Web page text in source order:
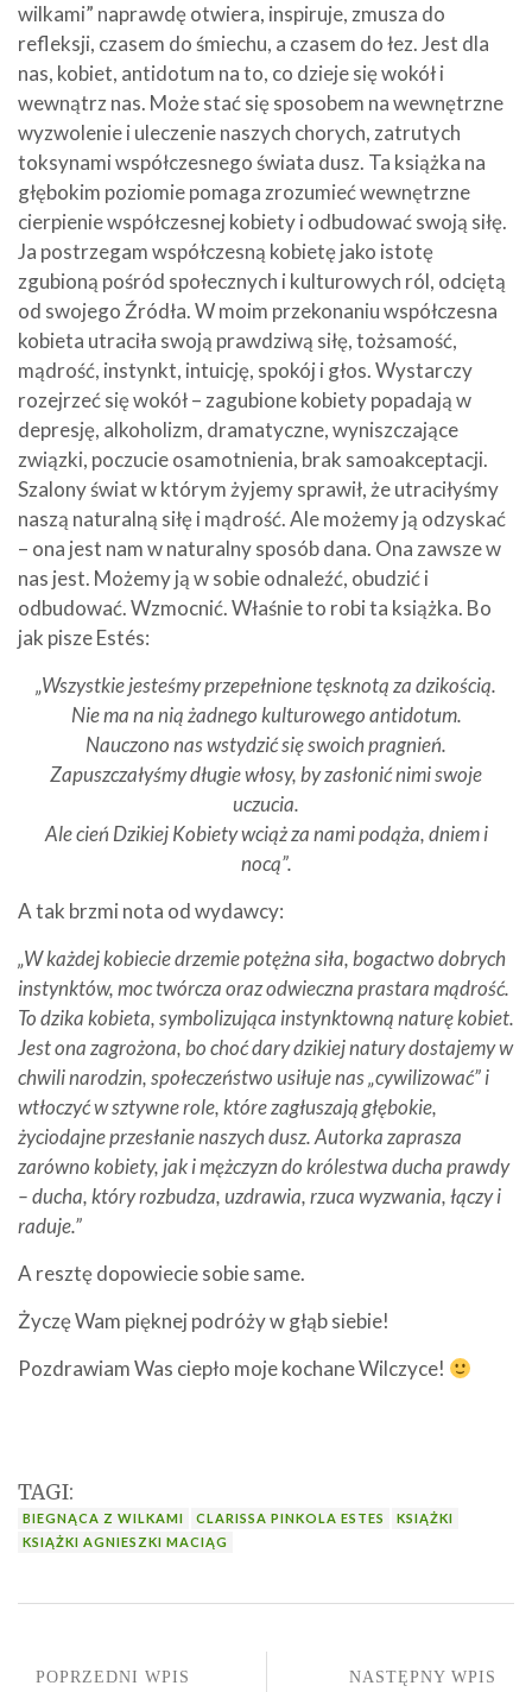
wilkami” naprawdę otwiera, inspiruje, zmusza do
refleksji, czasem do śmiechu, a czasem do łez. Jest dla
nas, kobiet, antidotum na to, co dzieje się wokół i
wewnątrz nas. Może stać się sposobem na wewnętrzne
wyzwolenie i uleczenie naszych chorych, zatrutych
toksynami współczesnego świata dusz. Ta książka na
głębokim poziomie pomaga zrozumieć wewnętrzne
cierpienie współczesnej kobiety i odbudować swoją siłę.
Ja postrzegam współczesną kobietę jako istotę
zgubioną pośród społecznych i kulturowych ról, odciętą
od swojego Źródła. W moim przekonaniu współczesna
kobieta utraciła swoją prawdziwą siłę, tożsamość,
mądrość, instynkt, intuicję, spokój i głos. Wystarczy
rozejrzeć się wokół – zagubione kobiety popadają w
depresję, alkoholizm, dramatyczne, wyniszczające
związki, poczucie osamotnienia, brak samoakceptacji.
Szalony świat w którym żyjemy sprawił, że utraciłyśmy
naszą naturalną siłę i mądrość. Ale możemy ją odzyskać
– ona jest nam w naturalny sposób dana. Ona zawsze w
nas jest. Możemy ją w sobie odnaleźć, obudzić i
odbudować. Wzmocnić. Właśnie to robi ta książka. Bo
jak pisze Estés:
„Wszystkie jesteśmy przepełnione tęsknotą za dzikością.
Nie ma na nią żadnego kulturowego antidotum.
Nauczono nas wstydzić się swoich pragnień.
Zapuszczałyśmy długie włosy, by zasłonić nimi swoje
uczucia.
Ale cień Dzikiej Kobiety wciąż za nami podąża, dniem i
nocą”.
A tak brzmi nota od wydawcy:
„W każdej kobiecie drzemie potężna siła, bogactwo dobrych
instynktów, moc twórcza oraz odwieczna prastara mądrość.
To dzika kobieta, symbolizująca instynktowną naturę kobiet.
Jest ona zagrożona, bo choć dary dzikiej natury dostajemy w
chwili narodzin, społeczeństwo usiłuje nas „cywilizować” i
wtłoczyć w sztywne role, które zagłuszają głębokie,
życiodajne przesłanie naszych dusz. Autorka zaprasza
zarówno kobiety, jak i mężczyzn do królestwa ducha prawdy
– ducha, który rozbudza, uzdrawia, rzuca wyzwania, łączy i
raduje.”
A resztę dopowiecie sobie same.
Życzę Wam pięknej podróży w głąb siebie!
Pozdrawiam Was ciepło moje kochane Wilczyce!
TAGI:
BIEGNĄCA Z WILKAMI CLARISSA PINKOLA ESTES
KSIĄŻKI
KSIĄŻKI AGNIESZKI MACIĄG
NASTĘPNY WPIS
POPRZEDNI WPIS